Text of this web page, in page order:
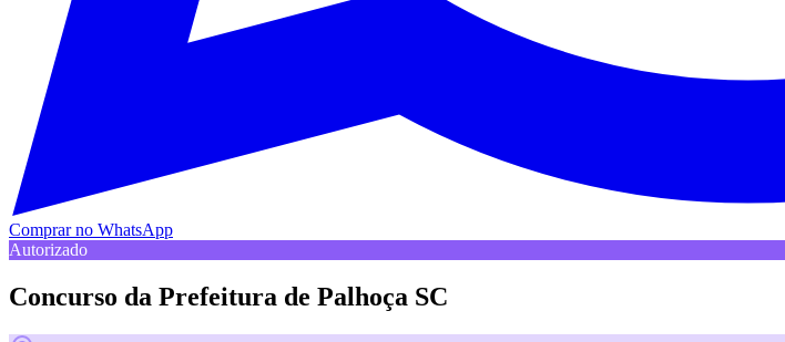
Comprar no WhatsApp
Autorizado
Concurso da Prefeitura de Palhoça SC